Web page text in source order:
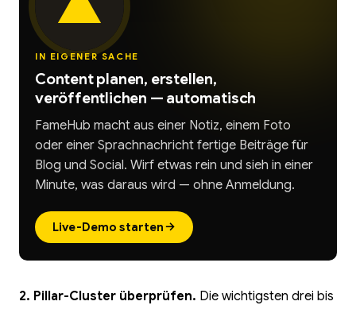
IN EIGENER SACHE
Content planen, erstellen,
veröffentlichen — automatisch
FameHub macht aus einer Notiz, einem Foto
oder einer Sprachnachricht fertige Beiträge für
Blog und Social. Wirf etwas rein und sieh in einer
Minute, was daraus wird — ohne Anmeldung.
Live-Demo starten→
2. Pillar-Cluster überprüfen. Die wichtigsten drei bis